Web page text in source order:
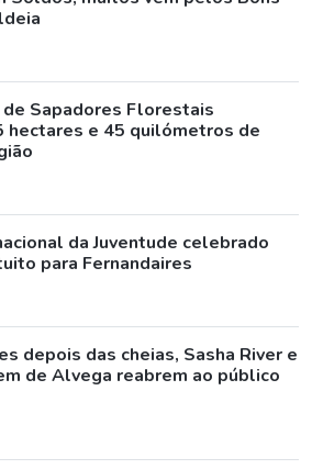
de Sapadores Florestais
hectares e 45 quilómetros de
da Juventude celebrado
para Fernandaires
depois das cheias, Sasha River e
de Alvega reabrem ao público